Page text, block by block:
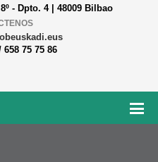
- Dpto. 4 | 48009 Bilbao
658 75 75 86